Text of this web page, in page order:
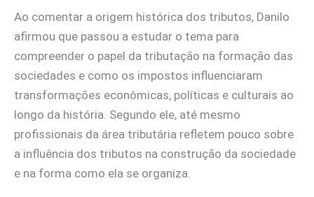
Ao comentar a origem histórica dos tributos, Danilo
afirmou que passou a estudar o tema para
compreender o papel da tributação na formação das
sociedades e como os impostos influenciaram
transformações econômicas, políticas e culturais ao
longo da história. Segundo ele, até mesmo
profissionais da área tributária refletem pouco sobre
a influência dos tributos na construção da sociedade
e na forma como ela se organiza.